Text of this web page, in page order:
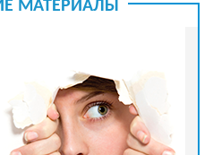
МАТЕРИАЛЫ